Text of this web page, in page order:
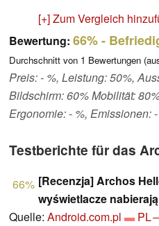
[+] Zum Vergleich
Bewertung: 66%-
Durchschnitt von 1 Bewertungen
Preis: - %, Leistung: 50%,
Bildschirm: 60% Mobilität:
Ergonomie: - %, Emissionen:
Testberichte für das
66% [Recenzja] Archos
wyświetlacze
Quelle: Android.com.pl